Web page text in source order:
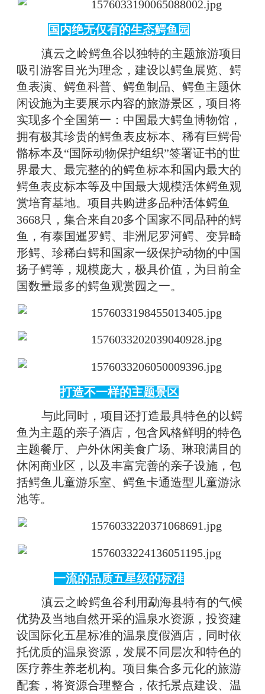
国内绝无仅有的生态鳄鱼园
滇云之岭鳄鱼谷以独特的主题旅游项目
吸引游客目光为理念，建设以鳄鱼展览、鳄
鱼表演、鳄鱼科普、鳄鱼制品、鳄鱼主题休
闲设施为主要展示内容的旅游景区，项目将
实现多个全国第一：中国最大鳄鱼博物馆，
拥有极其珍贵的鳄鱼表皮标本、稀有巨鳄骨
骼标本及“国际动物保护组织”签署证书的世
界最大、最完整的的鳄鱼标本和国内最大的
鳄鱼表皮标本等及中国最大规模活体鳄鱼观
赏培育基地。项目共购进多品种活体鳄鱼
3668只，集合来自20多个国家不同品种的鳄
鱼，有泰国暹罗鳄、非洲尼罗河鳄、变异畸
形鳄、珍稀白鳄和国家一级保护动物的中国
扬子鳄等，规模庞大，极具价值，为目前全
国数量最多的鳄鱼观赏园之一。
打造不一样的主题景区
与此同时，项目还打造最具特色的以鳄
鱼为主题的亲子酒店，包含风格鲜明的特色
主题餐厅、户外休闲美食广场、琳琅满目的
休闲商业区，以及丰富完善的亲子设施，包
括鳄鱼儿童游乐室、鳄鱼卡通造型儿童游泳
池等。
一流的品质五星级的标准
滇云之岭鳄鱼谷利用勐海县特有的气候
优势及当地自然开采的温泉水资源，投资建
设国际化五星标准的温泉度假酒店，同时依
托优质的温泉资源，发展不同层次和特色的
医疗养生养老机构。项目集合多元化的旅游
配套，将资源合理整合，依托景点建设、温